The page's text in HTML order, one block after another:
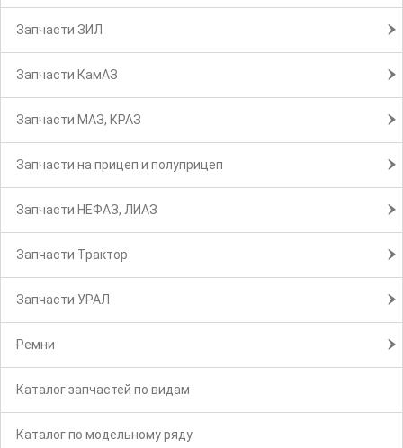
Запчасти ЗИЛ
Запчасти КамАЗ
Запчасти МАЗ, КРАЗ
Запчасти на прицеп и полуприцеп
Запчасти НЕФАЗ, ЛИАЗ
Запчасти Трактор
Запчасти УРАЛ
Ремни
Каталог запчастей по видам
Каталог по модельному ряду